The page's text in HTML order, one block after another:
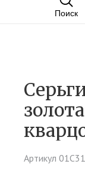
Поиск
Артикул